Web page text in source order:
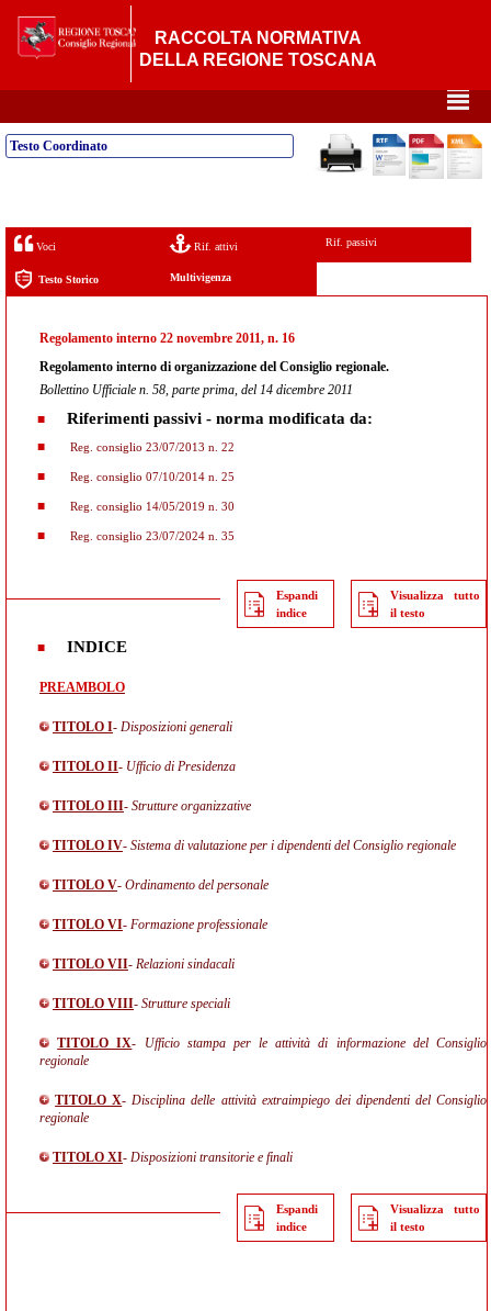
RACCOLTA NORMATIVA
DELLA REGIONE TOSCANA
²
Testo Coordinato
Voci Rif. attivi Rif. passivi
Testo Storico Multivigenza
Regolamento interno 22 novembre 2011, n. 16
Regolamento interno di organizzazione del Consiglio regionale.
Bollettino Ufficiale n. 58, parte prima, del 14 dicembre 2011
Riferimenti passivi - norma modificata da:
Reg. consiglio 23/07/2013 n. 22
Reg. consiglio 07/10/2014 n. 25
Reg. consiglio 14/05/2019 n. 30
Reg. consiglio 23/07/2024 n. 35
Espandi
indice
Visualizza tutto
il testo
INDICE
PREAMBOLO
TITOLO I- Disposizioni generali
TITOLO II- Ufficio di Presidenza
TITOLO III- Strutture organizzative
TITOLO IV- Sistema di valutazione per i dipendenti del Consiglio regionale
TITOLO V- Ordinamento del personale
TITOLO VI- Formazione professionale
TITOLO VII- Relazioni sindacali
TITOLO VIII- Strutture speciali
TITOLO IX- Ufficio stampa per le attività di informazione del Consiglio
regionale
TITOLO X- Disciplina delle attività extraimpiego dei dipendenti del Consiglio
regionale
TITOLO XI- Disposizioni transitorie e finali
Espandi
indice
Visualizza tutto
il testo